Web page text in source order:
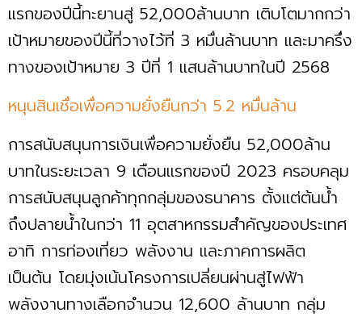
แรกของปีนี้ทะยานสู่ 52,000ล้านบาท เติบโตมากกว่า
เป้าหมายของปีนี้ที่วางไว้ที่ 3 หมื่นล้านบาท และมาครึ่ง
ทางของเป้าหมาย 3 ปีที่ 1 แสนล้านบาทในปี 2568
หนุนสินเชื่อเพื่อความยั่งยืนกว่า 5.2 หมื่นล้าน
การสนับสนุนการเงินเพื่อความยั่งยืน 52,000ล้าน
บาทในระยะเวลา 9 เดือนแรกของปี 2023 ครอบคลุม
การสนับสนุนลูกค้าทุกกลุ่มของธนาคาร ตั้งแต่ต้นน้ำ
ถึงปลายน้ำในกว่า 11 อุตสาหกรรมสำคัญของประเทศ
อาทิ การท่องเที่ยว พลังงาน และภาคการผลิต
เป็นต้น โดยมุ่งเน้นโครงการเปลี่ยนผ่านสู่ไฟฟ้า
พลังงานทางเลือกจำนวน 12,600 ล้านบาท กลุ่ม